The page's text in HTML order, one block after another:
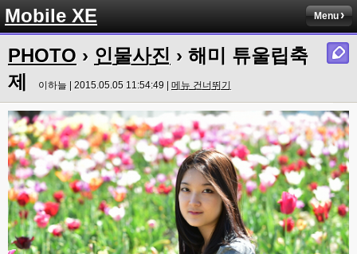
Mobile XE Menu
PHOTO › 인물사진 › 해미 튜울립축
제
이하늘 | 2015.05.05 11:54:49 | 메뉴 건너뛰기